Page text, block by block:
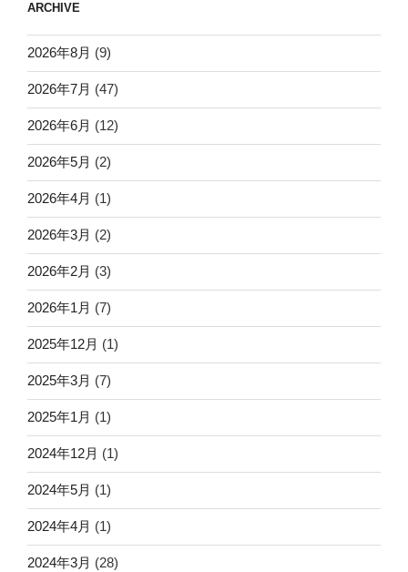
ARCHIVE
2026年8月 (9)
2026年7月 (47)
2026年6月 (12)
2026年5月 (2)
2026年4月 (1)
2026年3月 (2)
2026年2月 (3)
2026年1月 (7)
2025年12月 (1)
2025年3月 (7)
2025年1月 (1)
2024年12月 (1)
2024年5月 (1)
2024年4月 (1)
2024年3月 (28)